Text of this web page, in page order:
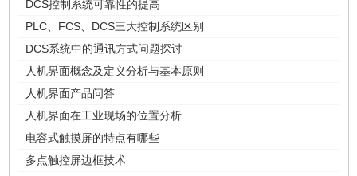
DCS控制系统可靠性的提高
PLC、FCS、DCS三大控制系统区别
DCS系统中的通讯方式问题探讨
人机界面概念及定义分析与基本原则
人机界面产品问答
人机界面在工业现场的位置分析
电容式触摸屏的特点有哪些
多点触控屏边框技术